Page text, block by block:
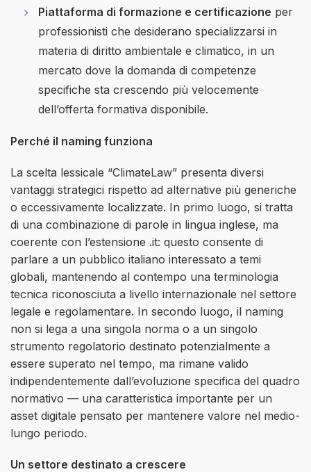
Piattaforma di formazione e certificazione per
professionisti che desiderano specializzarsi in
materia di diritto ambientale e climatico, in un
mercato dove la domanda di competenze
specifiche sta crescendo più velocemente
dell’offerta formativa disponibile.
Perché il naming funziona
La scelta lessicale “ClimateLaw” presenta diversi
vantaggi strategici rispetto ad alternative più generiche
o eccessivamente localizzate. In primo luogo, si tratta
di una combinazione di parole in lingua inglese, ma
coerente con l’estensione .it: questo consente di
parlare a un pubblico italiano interessato a temi
globali, mantenendo al contempo una terminologia
tecnica riconosciuta a livello internazionale nel settore
legale e regolamentare. In secondo luogo, il naming
non si lega a una singola norma o a un singolo
strumento regolatorio destinato potenzialmente a
essere superato nel tempo, ma rimane valido
indipendentemente dall’evoluzione specifica del quadro
normativo — una caratteristica importante per un
asset digitale pensato per mantenere valore nel medio-
lungo periodo.
Un settore destinato a crescere